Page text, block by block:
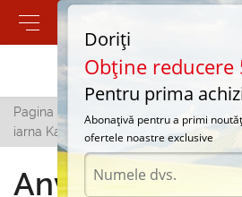
Contactați-ne
Pagina principală
iarna Kama in Floresti
Anvelope de
Doriți
Obține reducere
Pentru prima
Abonațivă pentru a primi
ofertele noastre exclusive